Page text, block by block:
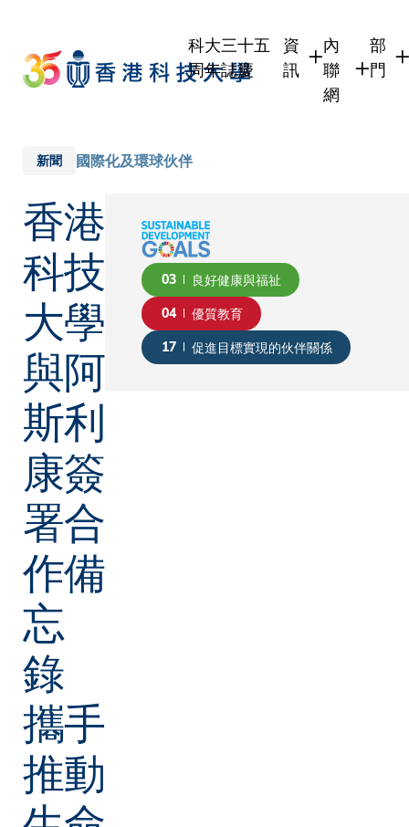
main
content
科大三十五
周年誌慶
資
訊
內
聯
網
部
門
新聞 國際化及環球伙伴
香港
科技
大學
與阿
斯利
康簽
署合
作備
忘
錄
攜手
推動
03 良好健康與福祉
04 優質教育
17 促進目標實現的伙伴關係